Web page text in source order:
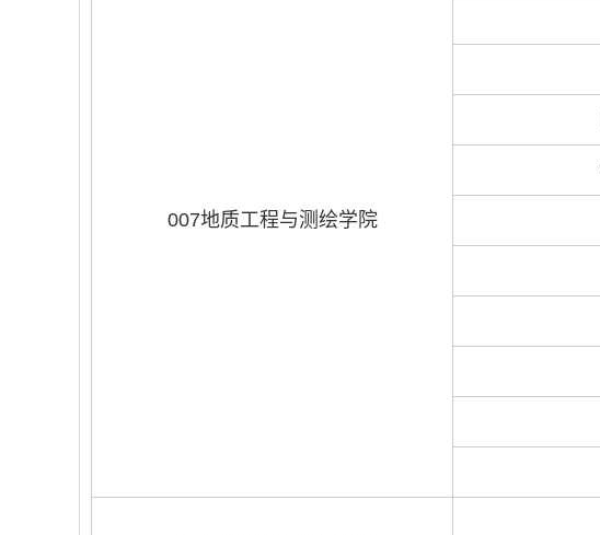
007地质工程与测绘学院